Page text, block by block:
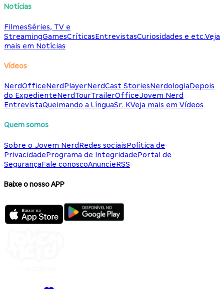
Notícias
FilmesSéries, TV e
StreamingGamesCríticasEntrevistasCuriosidades e etc.Veja
mais em Notícias
Vídeos
NerdOfficeNerdPlayerNerdCast StoriesNerdologiaDepois
do ExpedienteNerdTourTrailerOfficeJovem Nerd
EntrevistaQueimando a LínguaSr. KVeja mais em Vídeos
Quem somos
Sobre o Jovem NerdRedes sociaisPolítica de
PrivacidadePrograma de IntegridadePortal de
SegurançaFale conoscoAnuncieRSS
Baixe o nosso APP